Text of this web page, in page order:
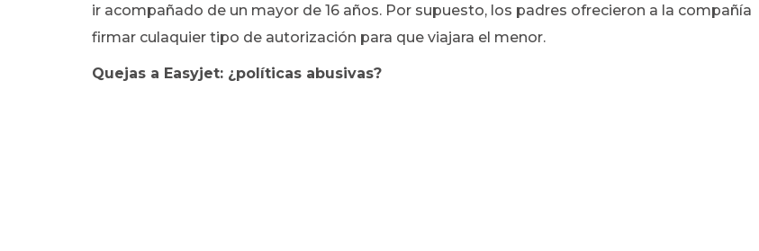
ir acompañado de un mayor de 16 años. Por supuesto, los padres ofrecieron a la compañía
firmar culaquier tipo de autorización para que viajara el menor.
Quejas a Easyjet: ¿políticas abusivas?